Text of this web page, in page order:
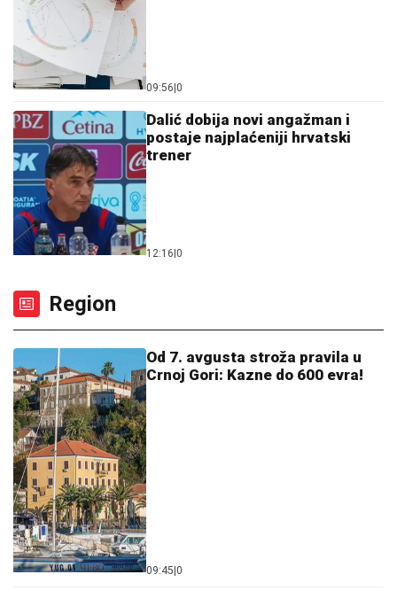
09:56 0
Dalić dobija novi angažman i
postaje najplaćeniji hrvatski
trener
12:16 0
Region
Od 7. avgusta stroža pravila u
Crnoj Gori: Kazne do 600 evra!
09:45 0